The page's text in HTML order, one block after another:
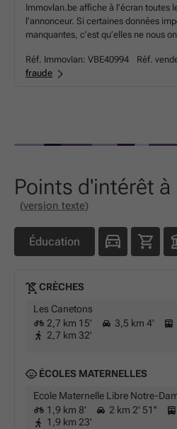
Immovlan.be affiche à l’écran toutes
l’annonceur. Si certaines données
manquantes, c’est qu’elles ne nous
Réf. Immovlan: VBE40994 Réf.
fraude
Points d'intérêt
(version texte)
Éducation
CRÈCHES
Les Canetons
2,7 km 15'
3,5 km 4'
2,7 km 32'
ÉCOLES MATERNELLES
Ecole Maternelle Libre Notre-
1,9 km 8'
2 km 2' 51''
1,9 km 23'